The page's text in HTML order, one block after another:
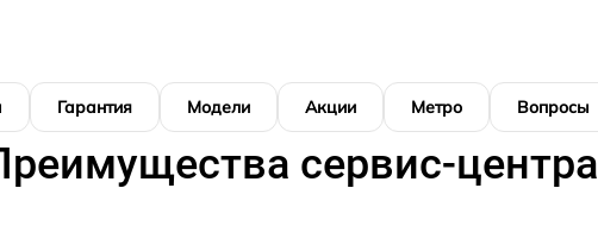
Гарантия Модели Акции Метро Вопросы
сервис-центра